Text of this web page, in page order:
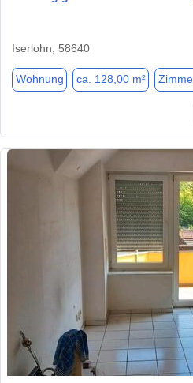
Iserlohn, 58640
Wohnung ca. 128,00 m²